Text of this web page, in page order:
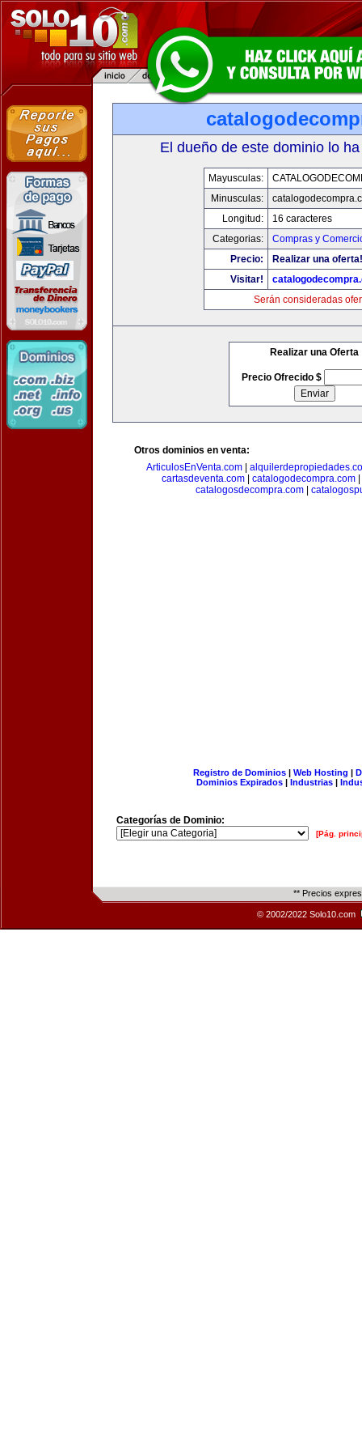
El dueño de este dominio lo
Mayusculas:
Minusculas:
Longitud:
16 caracteres
Categorias:
Compras y
Precio:
Realizar una oferta!
Visitar!
Serán consideradas
Realizar una Oferta
Precio Ofrecido $
Otros dominios en venta:
ArticulosEnVenta.com
cartasdeventa.com
catalogodecompra.com
catalogosdecompra.com
Registro de Dominios| Web Hosting |
Dominios Expirados | Industrias |
Categorías de Dominio:
[Pág.
** Precios
© 2002/2022 Solo10.com